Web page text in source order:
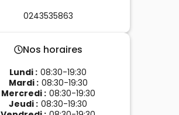
0243535863
Nos horaires
Lundi : 08:30-19:30
Mardi: 08:30-19:30
Mercredi: 08:30-19:30
Jeudi : 08:30-19:30